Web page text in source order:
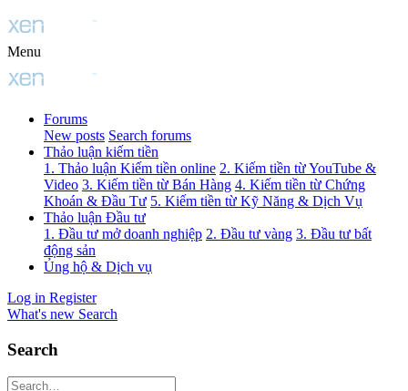
Menu
Forums
New posts Search forums
Thảo luận kiếm tiền
1. Thảo luận Kiếm tiền online 2. Kiếm tiền từ YouTube &
Video 3. Kiếm tiền từ Bán Hàng 4. Kiếm tiền từ Chứng
Khoán & Đầu Tư 5. Kiếm tiền từ Kỹ Năng & Dịch Vụ
Thảo luận Đầu tư
1. Đầu tư mở doanh nghiệp 2. Đầu tư vàng 3. Đầu tư bất
động sản
Ủng hộ & Dịch vụ
Log in Register
What's new Search
Search